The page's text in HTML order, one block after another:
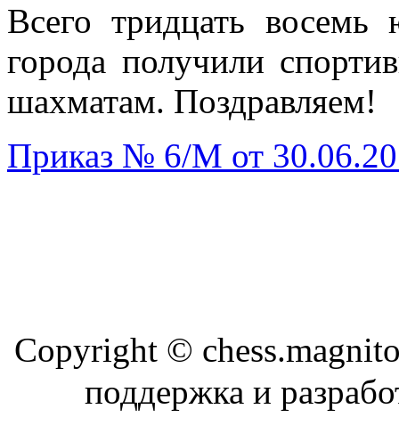
Всего тридцать
города получили
шахматам. Поздравляем!
Приказ № 6/M от
Copyright ©
поддержка и